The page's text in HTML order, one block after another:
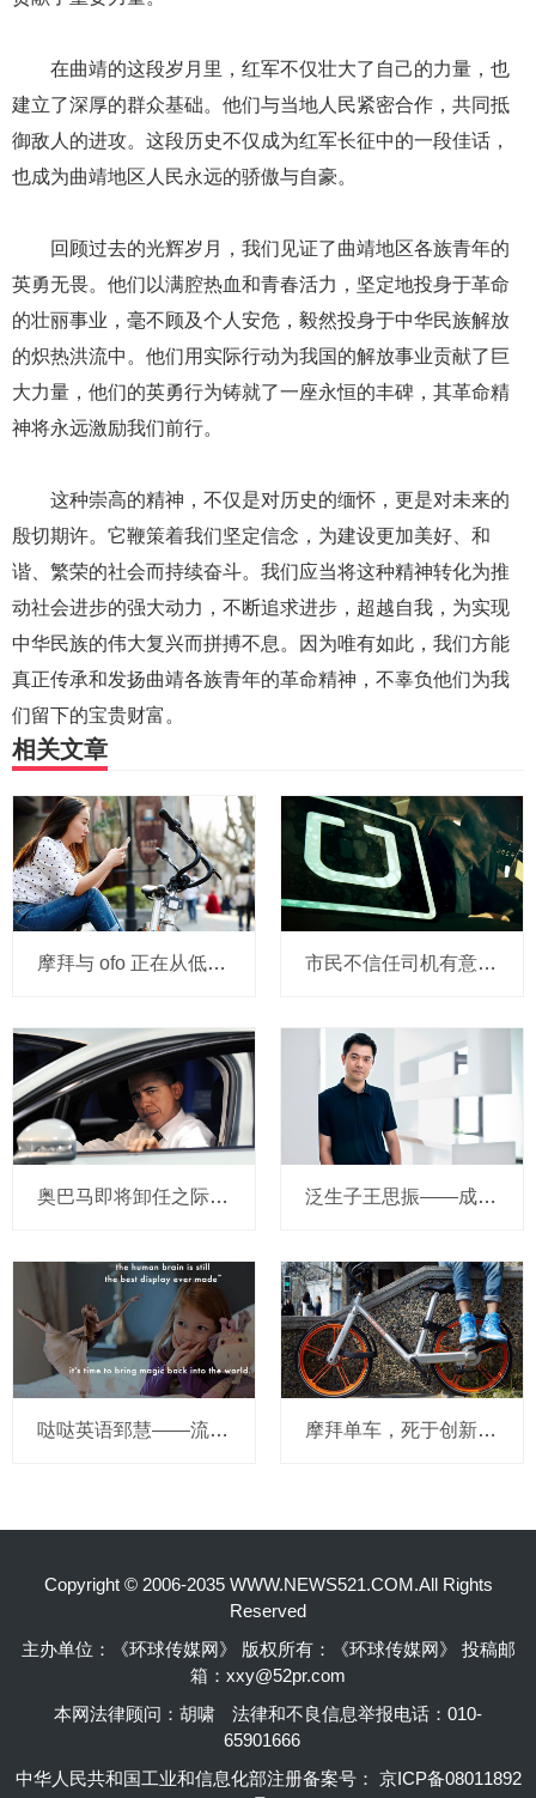
在曲靖的这段岁月里，红军不仅壮大了自己的力量，也
建立了深厚的群众基础。他们与当地人民紧密合作，共同抵
御敌人的进攻。这段历史不仅成为红军长征中的一段佳话，
也成为曲靖地区人民永远的骄傲与自豪。
回顾过去的光辉岁月，我们见证了曲靖地区各族青年的
英勇无畏。他们以满腔热血和青春活力，坚定地投身于革命
的壮丽事业，毫不顾及个人安危，毅然投身于中华民族解放
的炽热洪流中。他们用实际行动为我国的解放事业贡献了巨
大力量，他们的英勇行为铸就了一座永恒的丰碑，其革命精
神将永远激励我们前行。
这种崇高的精神，不仅是对历史的缅怀，更是对未来的
殷切期许。它鞭策着我们坚定信念，为建设更加美好、和
谐、繁荣的社会而持续奋斗。我们应当将这种精神转化为推
动社会进步的强大动力，不断追求进步，超越自我，为实现
中华民族的伟大复兴而拼搏不息。因为唯有如此，我们方能
真正传承和发扬曲靖各族青年的革命精神，不辜负他们为我
们留下的宝贵财富。
相关文章
摩拜与 ofo 正在从低端出发颠覆滴滴？三家的机会与风险 市民不信任司机有意见，Uber的匹兹堡自动驾驶路试难度不小，路况也来捣乱
奥巴马即将卸任之际，要让无人驾驶汽车合法化？ 泛生子王思振——成立两年，融资数亿，基因检测如何帮助人类战胜癌症？
哒哒英语郅慧——流量这杯毒酒，你还喝吗？ 摩拜单车，死于创新的一百万种方式
Copyright © 2006-2035 WWW.NEWS521.COM.All Rights
Reserved
主办单位：《环球传媒网》 版权所有：《环球传媒网》 投稿邮
箱：xxy@52pr.com
本网法律顾问：胡啸
法律和不良信息举报电话：010-
65901666
中华人民共和国工业和信息化部注册备案号： 京ICP备08011892